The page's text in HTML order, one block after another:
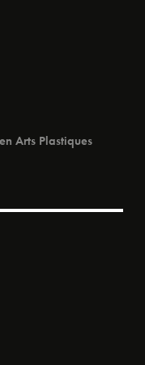
Arts Plastiques